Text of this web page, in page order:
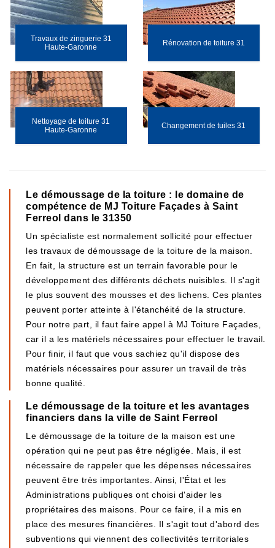
Travaux de zinguerie 31
Haute-Garonne
Rénovation de toiture 31
Nettoyage de toiture 31
Haute-Garonne
Changement de tuiles 31
Le démoussage de la toiture : le domaine de
compétence de MJ Toiture Façades à Saint
Ferreol dans le 31350
Un spécialiste est normalement sollicité pour effectuer
les travaux de démoussage de la toiture de la maison.
En fait, la structure est un terrain favorable pour le
développement des différents déchets nuisibles. Il s'agit
le plus souvent des mousses et des lichens. Ces plantes
peuvent porter atteinte à l'étanchéité de la structure.
Pour notre part, il faut faire appel à MJ Toiture Façades,
car il a les matériels nécessaires pour effectuer le travail.
Pour finir, il faut que vous sachiez qu'il dispose des
matériels nécessaires pour assurer un travail de très
bonne qualité.
Le démoussage de la toiture et les avantages
financiers dans la ville de Saint Ferreol
Le démoussage de la toiture de la maison est une
opération qui ne peut pas être négligée. Mais, il est
nécessaire de rappeler que les dépenses nécessaires
peuvent être très importantes. Ainsi, l'État et les
Administrations publiques ont choisi d'aider les
propriétaires des maisons. Pour ce faire, il a mis en
place des mesures financières. Il s'agit tout d'abord des
subventions qui viennent des collectivités territoriales